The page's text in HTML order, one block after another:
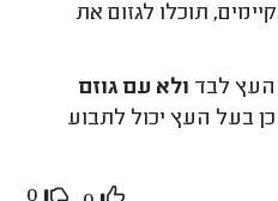
תוכלו לגזום את
העץ לבד ולא עם גוזם
בעל העץ יכול לתבוע
0